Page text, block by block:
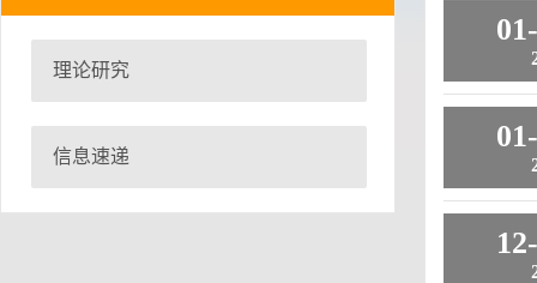
理论研究
信息速递